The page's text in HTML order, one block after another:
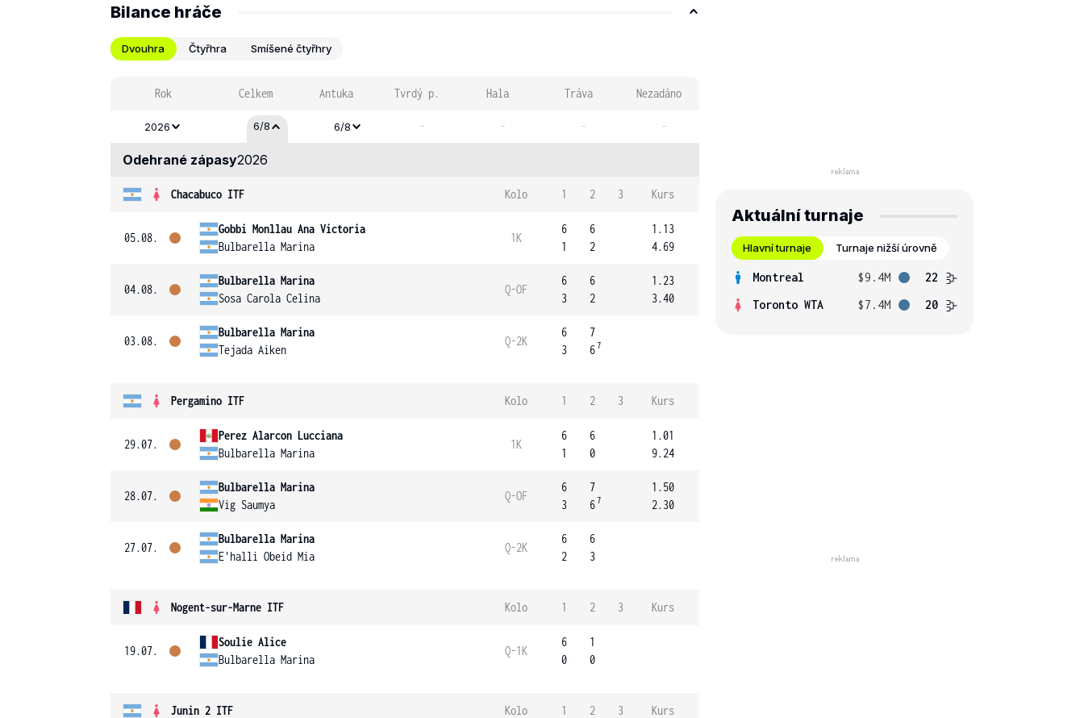
Bilance hráče
Dvouhra Čtyřhra Smíšené čtyřhry
Rok Celkem Antuka Tvrdý p. Hala Tráva Nezadáno
2026 6/8 6/8 - - - -
Odehrané zápasy2026
Chacabuco ITF Kolo 1 2 3 Kurs
05.08.
Gobbi Monllau Ana Victoria
Bulbarella Marina
1K
6
1
6
2
1.13
4.69
04.08.
Bulbarella Marina
Sosa Carola Celina
Q-OF
6
3
6
2
1.23
3.40
03.08.
Bulbarella Marina
Tejada Aiken
Q-2K
6
3
7
67
Pergamino ITF Kolo 1 2 3 Kurs
29.07.
Perez Alarcon Lucciana
Bulbarella Marina
1K
6
1
6
0
1.01
9.24
28.07.
Bulbarella Marina
Vig Saumya
Q-OF
6
3
7
67
1.50
2.30
27.07.
Bulbarella Marina
E'halli Obeid Mia
Q-2K
6
2
6
3
Nogent-sur-Marne ITF Kolo 1 2 3 Kurs
19.07.
Soulie Alice
Bulbarella Marina
Q-1K
6
0
1
0
Junin 2 ITF Kolo 1 2 3 Kurs
Aktuální turnaje
Hlavní turnaje Turnaje nižší úrovně
Montreal $9.4M
22
Toronto WTA
$7.4M 20